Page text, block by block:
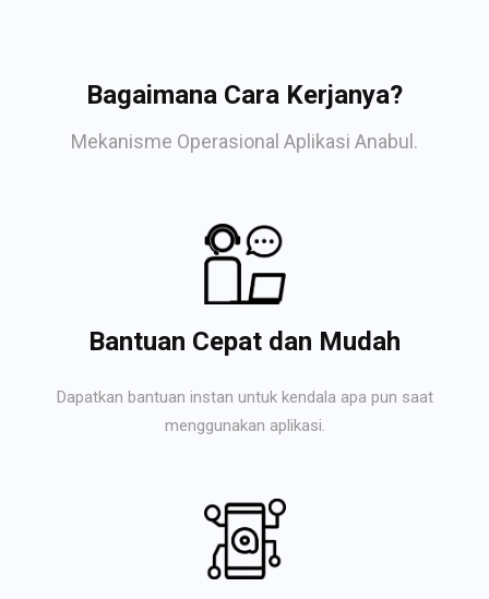
Bagaimana Cara Kerjanya?
Mekanisme Operasional Aplikasi Anabul.
Bantuan Cepat dan Mudah
Dapatkan bantuan instan untuk kendala apa pun saat
menggunakan aplikasi.